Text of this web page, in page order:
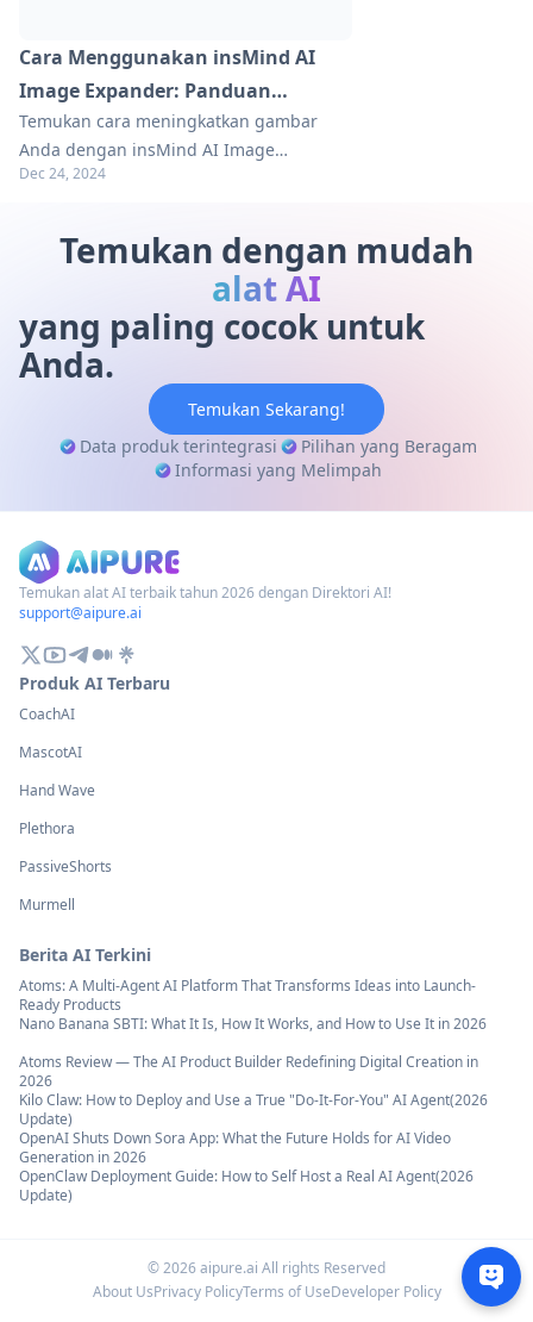
Cara Menggunakan insMind AI
Image Expander: Panduan
Lengkap
Temukan cara meningkatkan gambar
Anda dengan insMind AI Image
Expander. Pelajari tips, trik, dan praktik
memukau. Jelajahi panduan lengkapnya
sekarang!
Dec 24, 2024
Temukan dengan mudah
alat AI
yang paling cocok untuk
Anda.
Temukan Sekarang!
Data produk terintegrasi
Pilihan yang Beragam
Informasi yang Melimpah
Temukan alat AI terbaik tahun 2026 dengan Direktori AI!
support@aipure.ai
Produk AI Terbaru
CoachAI
MascotAI
Hand Wave
Plethora
PassiveShorts
Murmell
Berita AI Terkini
Atoms: A Multi-Agent AI Platform That Transforms Ideas into Launch-
Ready Products
Nano Banana SBTI: What It Is, How It Works, and How to Use It in 2026
Atoms Review — The AI Product Builder Redefining Digital Creation in
2026
Kilo Claw: How to Deploy and Use a True "Do‑It‑For‑You" AI Agent(2026
Update)
OpenAI Shuts Down Sora App: What the Future Holds for AI Video
Generation in 2026
OpenClaw Deployment Guide: How to Self Host a Real AI Agent(2026
Update)
©2026aipure.ai All rights Reserved
About UsPrivacy PolicyTerms of UseDeveloper Policy